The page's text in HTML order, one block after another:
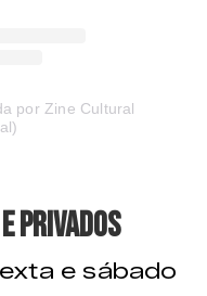
por Zine Cultural
Privados
e sábado